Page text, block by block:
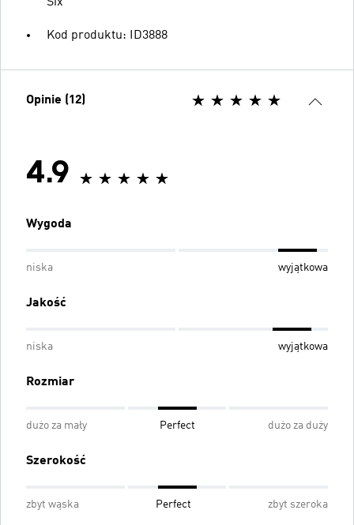
Kod produktu: ID3888
Opinie (12)
4.9
Wygoda
niska wyjątkowa
Jakość
niska wyjątkowa
Rozmiar
dużo za mały Perfect dużo za duży
Szerokość
zbyt wąska Perfect zbyt szeroka